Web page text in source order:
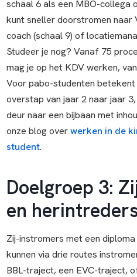
schaal 6 als een MBO-collega
kunt sneller doorstromen naar
coach (schaal 9) of
Studeer je nog? Vanaf 75
mag je op het KDV werken,
Voor pabo-studenten
overstap van jaar 2 naar jaar
deur naar een bijbaan met
onze blog overwerken in de
student.
Doelgroep 3:
en
Zij-instromers met een
kunnen via drie routes
BBL-traject, een EVC-traject,